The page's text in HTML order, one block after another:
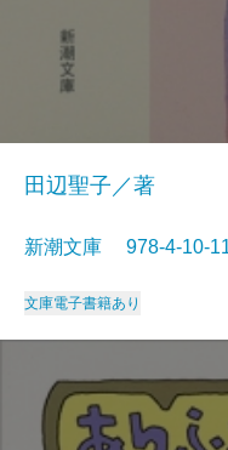
田辺聖子／著
新潮文庫 978-4-10-
文庫電子書籍あり